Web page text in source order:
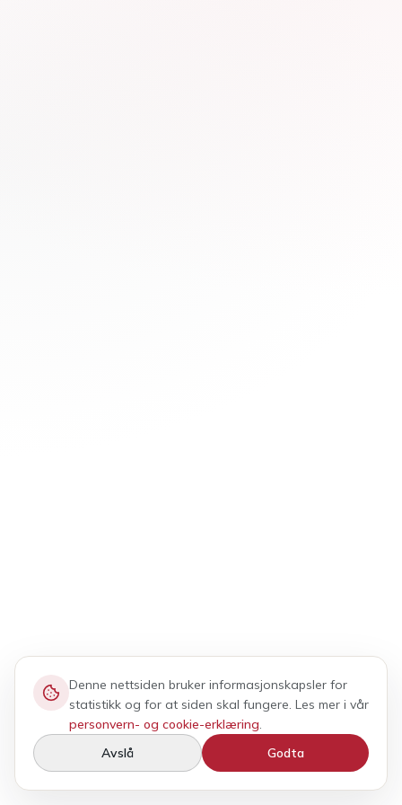
Denne nettsiden bruker informasjonskapsler for
statistikk og for at siden skal fungere. Les mer i vår
personvern- og cookie-erklæring.
Avslå
Godta